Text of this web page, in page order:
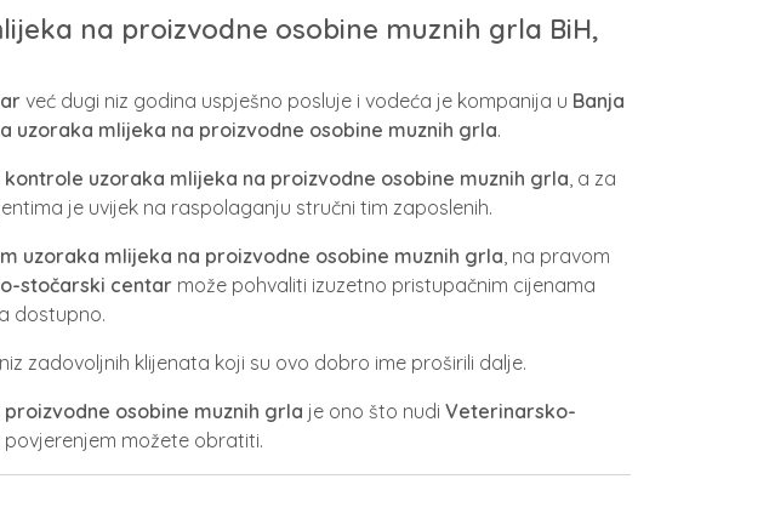
na proizvodne osobine muznih grla BiH,
već dugi niz godina uspješno posluje i vodeća je kompanija u Banja
uzoraka mlijeka na proizvodne osobine muznih grla.
kontrole uzoraka mlijeka na proizvodne osobine muznih grla, a za
je uvijek na raspolaganju stručni tim zaposlenih.
uzoraka mlijeka na proizvodne osobine muznih grla, na pravom
stočarski centar može pohvaliti izuzetno pristupačnim cijenama
dostupno.
zadovoljnih klijenata koji su ovo dobro ime proširili dalje.
osobine muznih grla je ono što nudi Veterinarsko-
povjerenjem možete obratiti.